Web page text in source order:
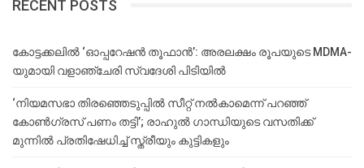
RECENT POSTS
കോട്ടക്കലിൽ ‘ഓപ്പറേഷൻ തൂഫാൻ’: അരലക്ഷം രൂപയുടെ MDMA-
യുമായി വളാഞ്ചേരി സ്വദേശി പിടിയിൽ
‘നിയമസഭാ തിരഞ്ഞെടുപ്പിൽ സീറ്റ് നൽകാമെന്ന് പറഞ്ഞ്
കോൺഗ്രസ് പണം തട്ടി’; രാഹുൽ ഗാന്ധിയുടെ വസതിക്ക്
മുന്നിൽ പ്രതിഷേധിച്ച് സ്ത്രീയും കുട്ടികളും